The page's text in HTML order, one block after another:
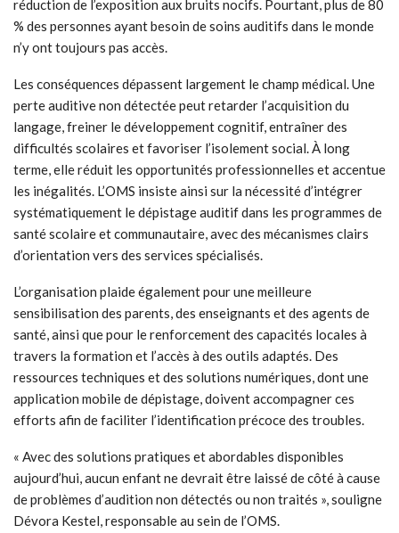
réduction de l’exposition aux bruits nocifs. Pourtant, plus de 80
% des personnes ayant besoin de soins auditifs dans le monde
n’y ont toujours pas accès.
Les conséquences dépassent largement le champ médical. Une
perte auditive non détectée peut retarder l’acquisition du
langage, freiner le développement cognitif, entraîner des
difficultés scolaires et favoriser l’isolement social. À long
terme, elle réduit les opportunités professionnelles et accentue
les inégalités. L’OMS insiste ainsi sur la nécessité d’intégrer
systématiquement le dépistage auditif dans les programmes de
santé scolaire et communautaire, avec des mécanismes clairs
d’orientation vers des services spécialisés.
L’organisation plaide également pour une meilleure
sensibilisation des parents, des enseignants et des agents de
santé, ainsi que pour le renforcement des capacités locales à
travers la formation et l’accès à des outils adaptés. Des
ressources techniques et des solutions numériques, dont une
application mobile de dépistage, doivent accompagner ces
efforts afin de faciliter l’identification précoce des troubles.
« Avec des solutions pratiques et abordables disponibles
aujourd’hui, aucun enfant ne devrait être laissé de côté à cause
de problèmes d’audition non détectés ou non traités », souligne
Dévora Kestel, responsable au sein de l’OMS.